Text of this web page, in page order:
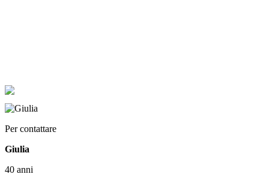
Per contattare
Giulia
40 anni